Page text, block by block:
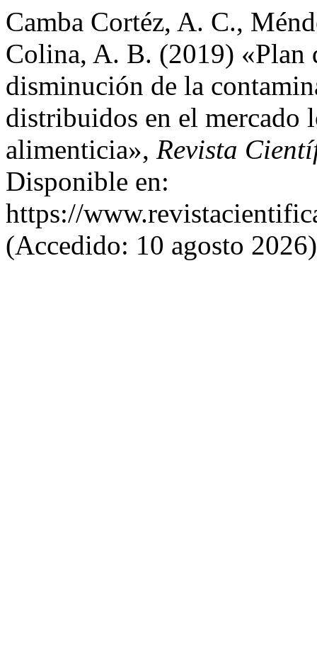
Camba Cortéz, A. C.,
Colina, A. B. (2019) «Plan
disminución de la
distribuidos en el mercado
alimenticia», Revista
Disponible en:
https://
(Accedido: 10 agosto